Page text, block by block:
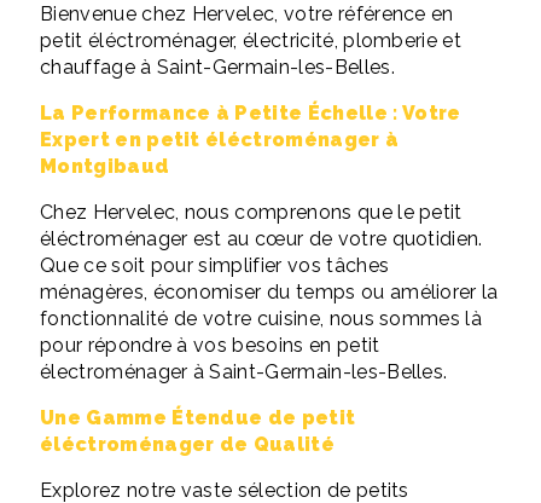
Bienvenue chez Hervelec, votre référence en
petit éléctroménager, électricité, plomberie et
chauffage à Saint-Germain-les-Belles.
La Performance à Petite Échelle : Votre
Expert en petit éléctroménager à
Montgibaud
Chez Hervelec, nous comprenons que le petit
éléctroménager est au cœur de votre quotidien.
Que ce soit pour simplifier vos tâches
ménagères, économiser du temps ou améliorer la
fonctionnalité de votre cuisine, nous sommes là
pour répondre à vos besoins en petit
électroménager à Saint-Germain-les-Belles.
Une Gamme Étendue de petit
éléctroménager de Qualité
Explorez notre vaste sélection de petits